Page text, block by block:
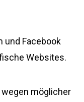
und Facebook
Websites.
möglicher